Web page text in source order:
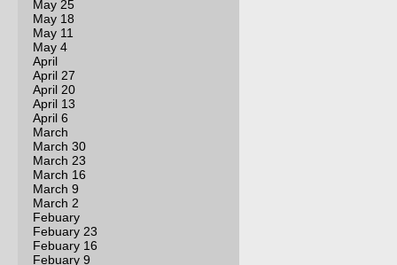
May 25
May 18
May 11
May 4
April
April 27
April 20
April 13
April 6
March
March 30
March 23
March 16
March 9
March 2
Febuary
Febuary 23
Febuary 16
Febuary 9